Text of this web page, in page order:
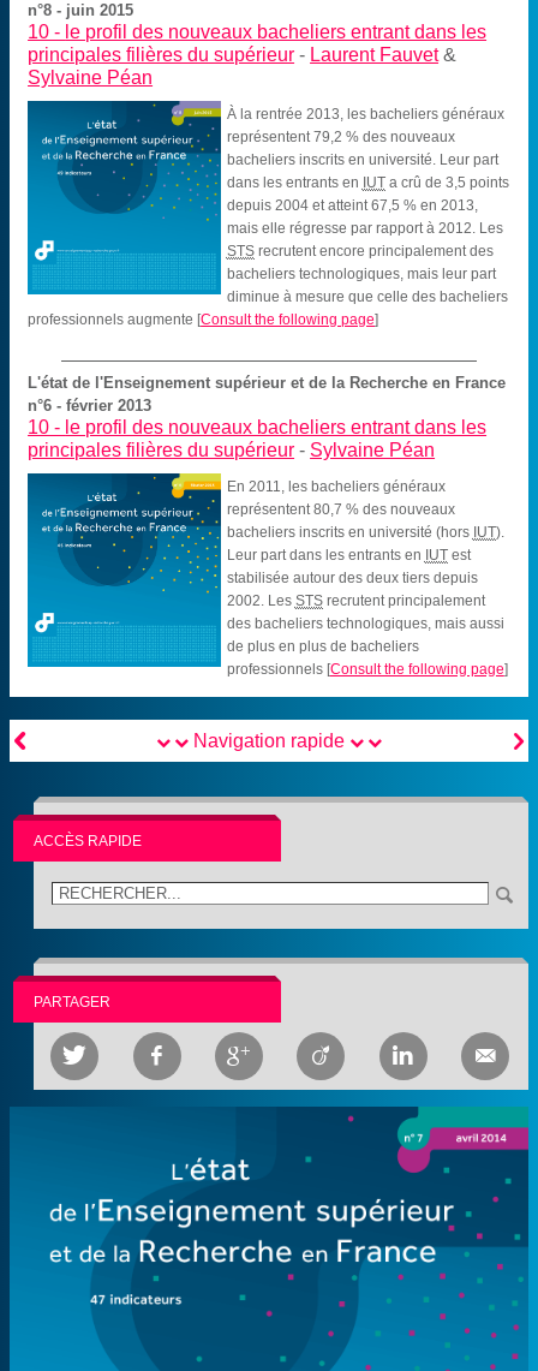
n°8 - juin 2015
10 - le profil des nouveaux bacheliers entrant dans les
principales filières du supérieur - Laurent Fauvet&
Sylvaine Péan
À la rentrée 2013, les bacheliers généraux
représentent 79,2 % des nouveaux
bacheliers inscrits en université. Leur part
dans les entrants en
IUTa crû de 3,5 points
depuis 2004 et atteint 67,5 % en 2013,
mais elle régresse par rapport à 2012. Les
STSrecrutent encore principalement des
bacheliers technologiques, mais leur part
diminue à mesure que celle des bacheliers
professionnels augmente [Consult the following page]
L'état de l'Enseignement supérieur et de la Recherche en France
n°6 - février 2013
10 - le profil des nouveaux bacheliers entrant dans les
principales filières du supérieur - Sylvaine Péan
En 2011, les bacheliers généraux
représentent 80,7 % des nouveaux
bacheliers inscrits en université (hors IUT).
Leur part dans les entrants en
IUTest
stabilisée autour des deux tiers depuis
2002. Les STSrecrutent principalement
des bacheliers technologiques, mais aussi
de plus en plus de bacheliers
professionnels [Consult the following page]
 
Navigation rapide
ACCÈS RAPIDE
PARTAGER
     